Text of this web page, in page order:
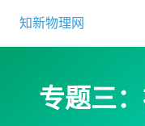
content
知新物理网
专题三